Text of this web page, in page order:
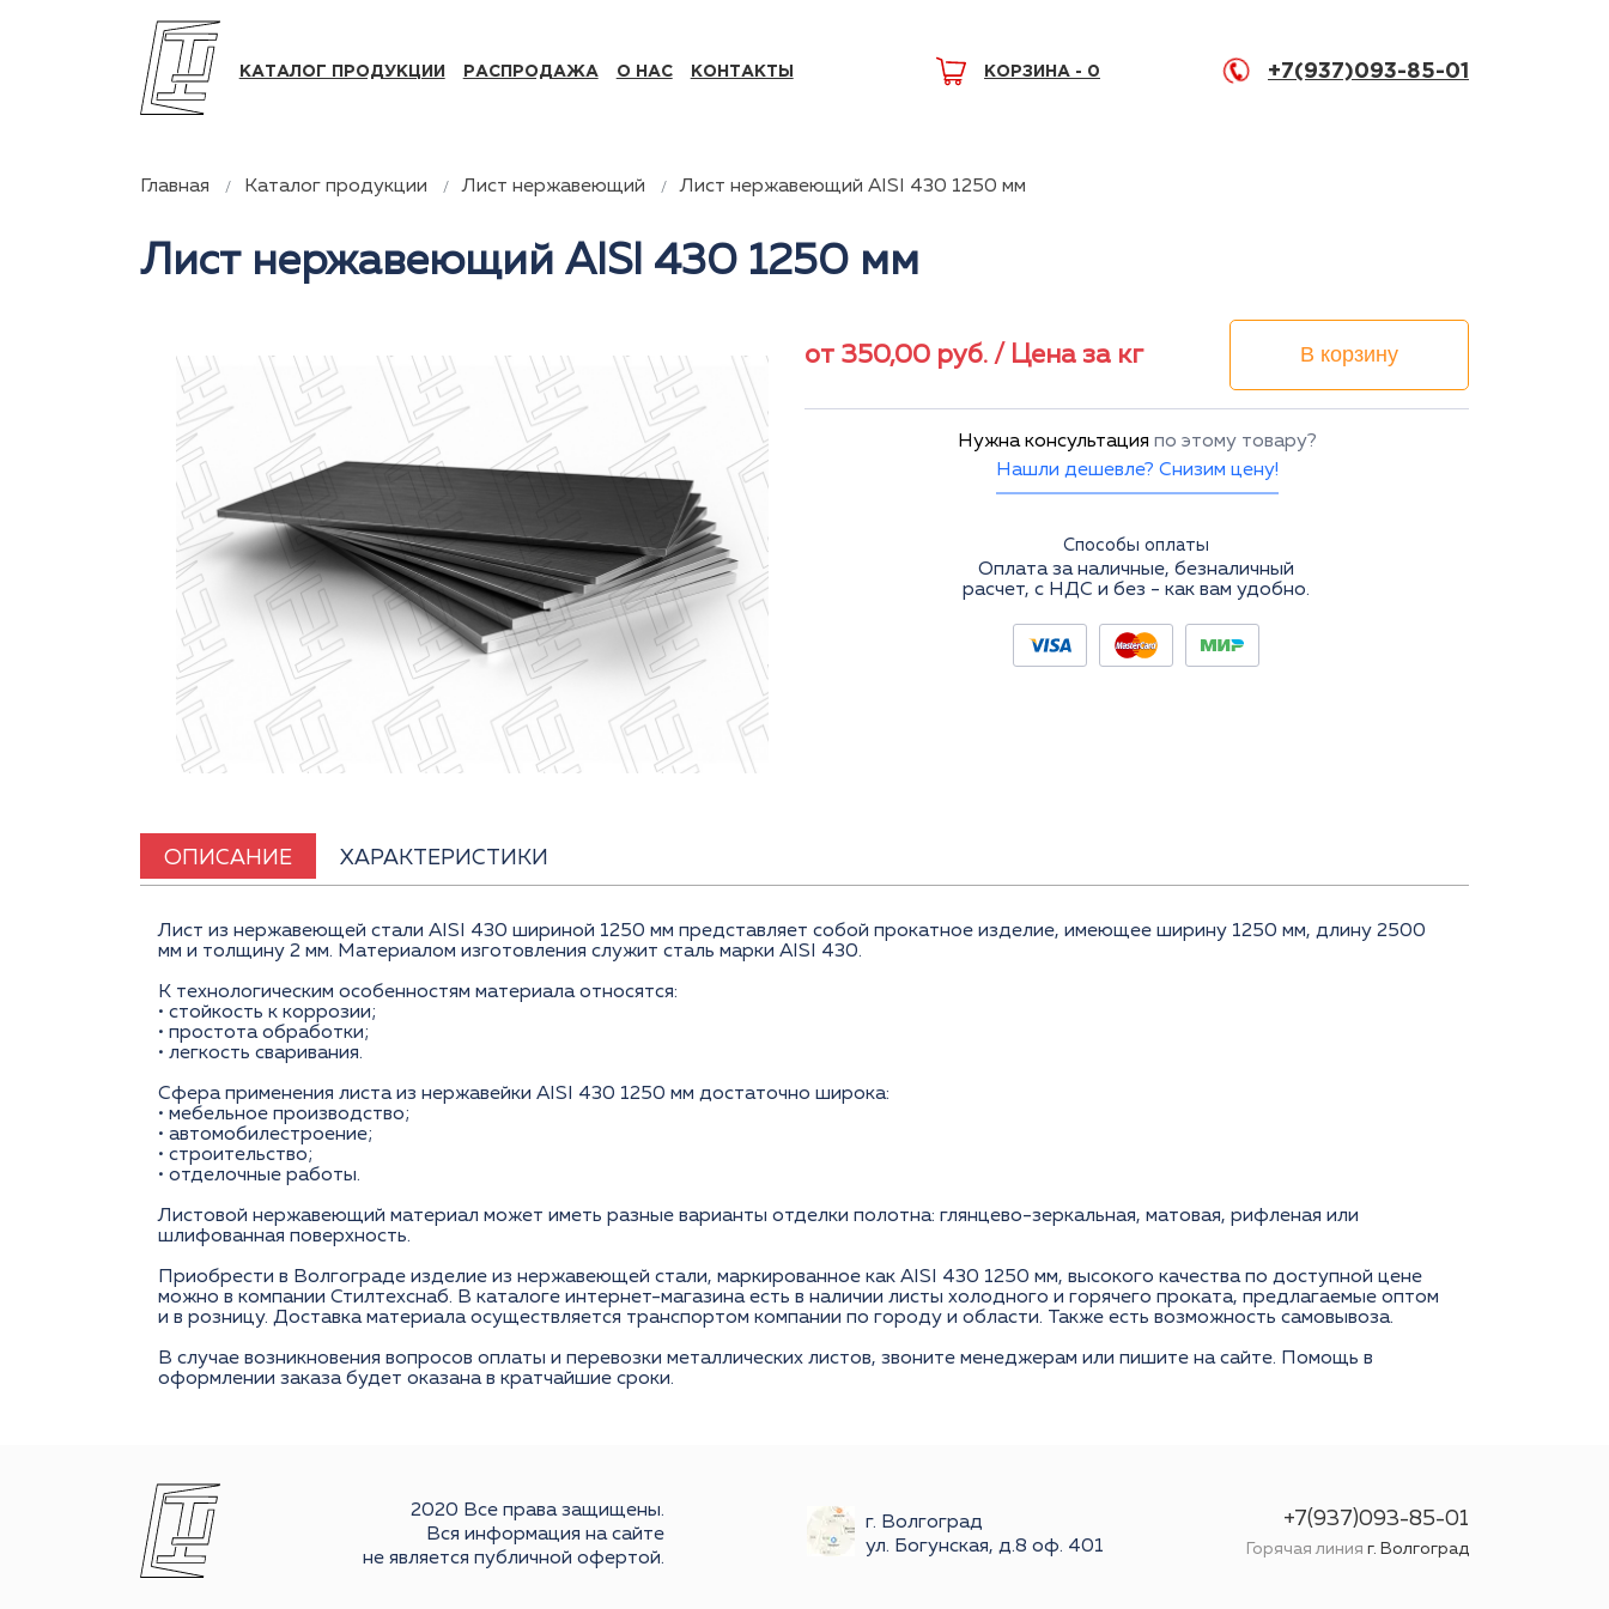
КАТАЛОГ ПРОДУКЦИИ РАСПРОДАЖА О НАС КОНТАКТЫ КОРЗИНА - 0 +7(937)093-85-01
Главная Каталог продукции Лист нержавеющий Лист нержавеющий AISI 430 1250 мм
Лист нержавеющий AISI 430 1250 мм
от 350,00 руб. / Цена за кг В корзину
Нужна консультация по этому товару?
Нашли дешевле? Снизим цену!
Способы оплаты
Оплата за наличные, безналичный
расчет, с НДС и без - как вам удобно.
ОПИСАНИЕ ХАРАКТЕРИСТИКИ
Лист из нержавеющей стали AISI 430 шириной 1250 мм представляет собой прокатное изделие, имеющее ширину 1250 мм, длину 2500
мм и толщину 2 мм. Материалом изготовления служит сталь марки AISI 430.
К технологическим особенностям материала относятся:
• стойкость к коррозии;
• простота обработки;
• легкость сваривания.
Сфера применения листа из нержавейки AISI 430 1250 мм достаточно широка:
• мебельное производство;
• автомобилестроение;
• строительство;
• отделочные работы.
Листовой нержавеющий материал может иметь разные варианты отделки полотна: глянцево-зеркальная, матовая, рифленая или
шлифованная поверхность.
Приобрести в Волгограде изделие из нержавеющей стали, маркированное как AISI 430 1250 мм, высокого качества по доступной цене
можно в компании Стилтехснаб. В каталоге интернет-магазина есть в наличии листы холодного и горячего проката, предлагаемые оптом
и в розницу. Доставка материала осуществляется транспортом компании по городу и области. Также есть возможность самовывоза.
В случае возникновения вопросов оплаты и перевозки металлических листов, звоните менеджерам или пишите на сайте. Помощь в
оформлении заказа будет оказана в кратчайшие сроки.
2020 Все права защищены.
Вся информация на сайте
не является публичной офертой.
г. Волгоград
ул. Богунская, д.8 оф. 401
+7(937)093-85-01
Горячая линия г. Волгоград